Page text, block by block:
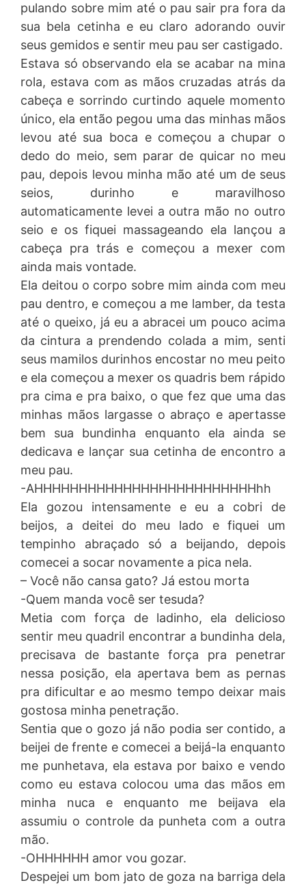
pulando sobre mim até o pau sair pra fora da
sua bela cetinha e eu claro adorando ouvir
seus gemidos e sentir meu pau ser castigado.
Estava só observando ela se acabar na mina
rola, estava com as mãos cruzadas atrás da
cabeça e sorrindo curtindo aquele momento
único, ela então pegou uma das minhas mãos
levou até sua boca e começou a chupar o
dedo do meio, sem parar de quicar no meu
pau, depois levou minha mão até um de seus
seios, durinho e maravilhoso
automaticamente levei a outra mão no outro
seio e os fiquei massageando ela lançou a
cabeça pra trás e começou a mexer com
ainda mais vontade.
Ela deitou o corpo sobre mim ainda com meu
pau dentro, e começou a me lamber, da testa
até o queixo, já eu a abracei um pouco acima
da cintura a prendendo colada a mim, senti
seus mamilos durinhos encostar no meu peito
e ela começou a mexer os quadris bem rápido
pra cima e pra baixo, o que fez que uma das
minhas mãos largasse o abraço e apertasse
bem sua bundinha enquanto ela ainda se
dedicava e lançar sua cetinha de encontro a
meu pau.
-AHHHHHHHHHHHHHHHHHHHHHHHHHhh
Ela gozou intensamente e eu a cobri de
beijos, a deitei do meu lado e fiquei um
tempinho abraçado só a beijando, depois
comecei a socar novamente a pica nela.
– Você não cansa gato? Já estou morta
-Quem manda você ser tesuda?
Metia com força de ladinho, ela delicioso
sentir meu quadril encontrar a bundinha dela,
precisava de bastante força pra penetrar
nessa posição, ela apertava bem as pernas
pra dificultar e ao mesmo tempo deixar mais
gostosa minha penetração.
Sentia que o gozo já não podia ser contido, a
beijei de frente e comecei a beijá-la enquanto
me punhetava, ela estava por baixo e vendo
como eu estava colocou uma das mãos em
minha nuca e enquanto me beijava ela
assumiu o controle da punheta com a outra
mão.
-OHHHHHH amor vou gozar.
Despejei um bom jato de goza na barriga dela